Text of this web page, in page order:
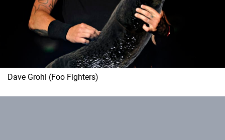
Dave Grohl (Foo Fighters)